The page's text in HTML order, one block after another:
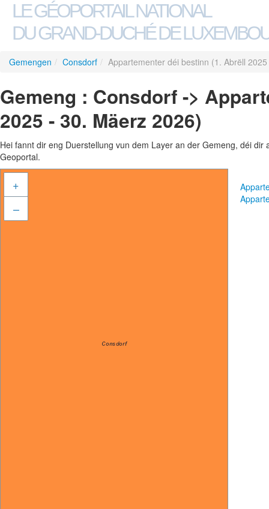
LE GÉOPORTAIL NATIONAL
DU GRAND-DUCHÉ DE
Gemengen / Consdorf / Appartementer déi bestinn (1. Abrëll
Gemeng : Consdorf ->
2025 - 30. Mäerz 2026)
Hei fannt dir eng Duerstellung vun dem Layer an der Gemeng, déi
Geoportal.
+
–